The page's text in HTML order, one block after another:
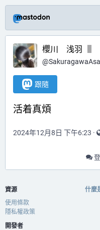
櫻川 浅羽
@
跟隨
活着真煩
2024年12月8日 下午6:23 ·
資源
使用條款
隱私權政策
開發者
什麼